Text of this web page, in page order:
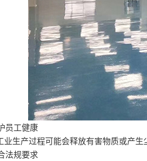
员工健康
业生产过程可能会释放有害物质或产
法规要求